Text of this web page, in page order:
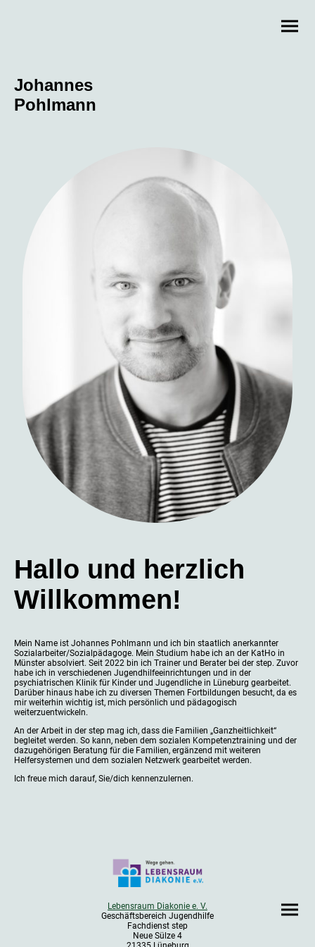
Johannes
Pohlmann
Hallo und herzlich
Willkommen!
Mein Name ist Johannes Pohlmann und ich bin staatlich anerkannter
Sozialarbeiter/Sozialpädagoge. Mein Studium habe ich an der KatHo in
Münster absolviert. Seit 2022 bin ich Trainer und Berater bei der step. Zuvor
habe ich in verschiedenen Jugendhilfeeinrichtungen und in der
psychiatrischen Klinik für Kinder und Jugendliche in Lüneburg gearbeitet.
Darüber hinaus habe ich zu diversen Themen Fortbildungen besucht, da es
mir weiterhin wichtig ist, mich persönlich und pädagogisch
weiterzuentwickeln.
An der Arbeit in der step mag ich, dass die Familien „Ganzheitlichkeit“
begleitet werden. So kann, neben dem sozialen Kompetenztraining und der
dazugehörigen Beratung für die Familien, ergänzend mit weiteren
Helfersystemen und dem sozialen Netzwerk gearbeitet werden.
Ich freue mich darauf, Sie/dich kennenzulernen.
Lebensraum Diakonie e. V.
Geschäftsbereich Jugendhilfe
Fachdienst step
Neue Sülze 4